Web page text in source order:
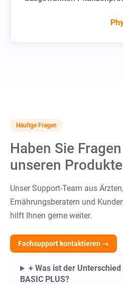
Häufige Fragen
Haben Sie
unseren
Unser Support-Team aus Ärzten,
Ernährungsberatern und
hilft Ihnen gerne weiter.
Fachsupport kontaktieren →
+ Was ist der Unterschied
BASIC PLUS?